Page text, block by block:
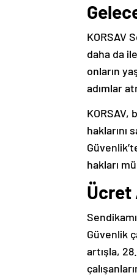
KORSAV
daha da
onların
adımlar
KORSAV,
hakları
Ücret
Güvenlik
artışla,